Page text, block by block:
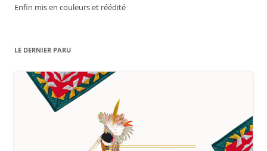
Enfin mis en couleurs et réédité
LE DERNIER PARU